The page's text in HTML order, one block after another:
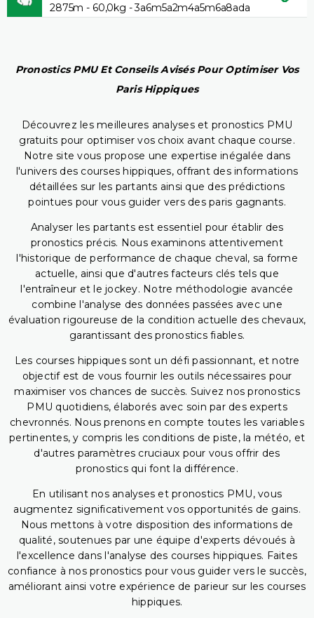
2875m - 60,0kg - 3a6m5a2m4a5m6a8ada
Pronostics PMU Et Conseils Avisés Pour Optimiser Vos
Paris Hippiques
Découvrez les meilleures analyses et pronostics PMU
gratuits pour optimiser vos choix avant chaque course.
Notre site vous propose une expertise inégalée dans
l'univers des courses hippiques, offrant des informations
détaillées sur les partants ainsi que des prédictions
pointues pour vous guider vers des paris gagnants.
Analyser les partants est essentiel pour établir des
pronostics précis. Nous examinons attentivement
l'historique de performance de chaque cheval, sa forme
actuelle, ainsi que d'autres facteurs clés tels que
l'entraîneur et le jockey. Notre méthodologie avancée
combine l'analyse des données passées avec une
évaluation rigoureuse de la condition actuelle des chevaux,
garantissant des pronostics fiables.
Les courses hippiques sont un défi passionnant, et notre
objectif est de vous fournir les outils nécessaires pour
maximiser vos chances de succès. Suivez nos pronostics
PMU quotidiens, élaborés avec soin par des experts
chevronnés. Nous prenons en compte toutes les variables
pertinentes, y compris les conditions de piste, la météo, et
d'autres paramètres cruciaux pour vous offrir des
pronostics qui font la différence.
En utilisant nos analyses et pronostics PMU, vous
augmentez significativement vos opportunités de gains.
Nous mettons à votre disposition des informations de
qualité, soutenues par une équipe d'experts dévoués à
l'excellence dans l'analyse des courses hippiques. Faites
confiance à nos pronostics pour vous guider vers le succès,
améliorant ainsi votre expérience de parieur sur les courses
hippiques.